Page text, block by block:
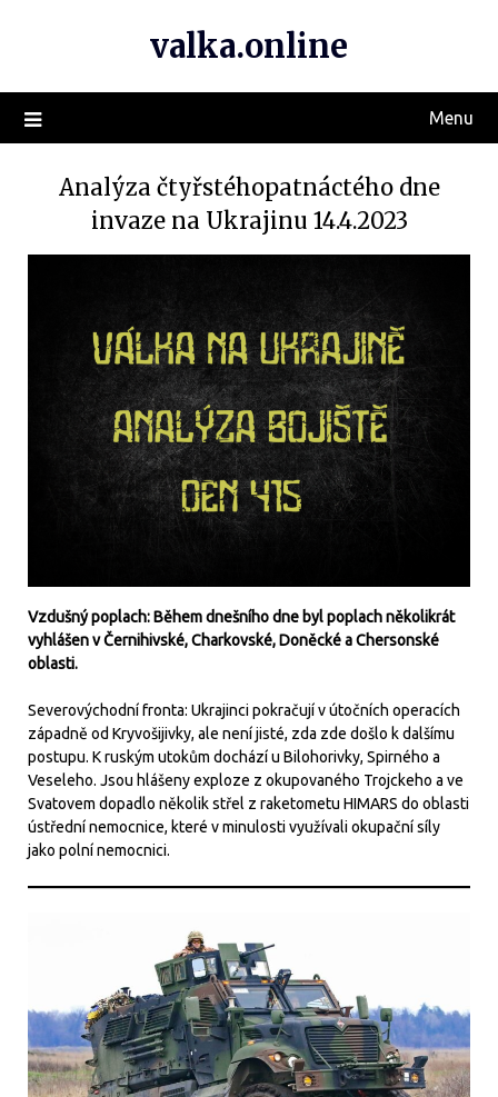
valka.online
Menu
Analýza čtyřstéhopatnáctého dne
invaze na Ukrajinu 14.4.2023
Vzdušný poplach: Během dnešního dne byl poplach několikrát
vyhlášen v Černihivské, Charkovské, Doněcké a Chersonské
oblasti.
Severovýchodní fronta: Ukrajinci pokračují v útočních operacích
západně od Kryvošijivky, ale není jisté, zda zde došlo k dalšímu
postupu. K ruským utokům dochází u Bilohorivky, Spirného a
Veseleho. Jsou hlášeny exploze z okupovaného Trojckeho a ve
Svatovem dopadlo několik střel z raketometu HIMARS do oblasti
ústřední nemocnice, které v minulosti využívali okupační síly
jako polní nemocnici.